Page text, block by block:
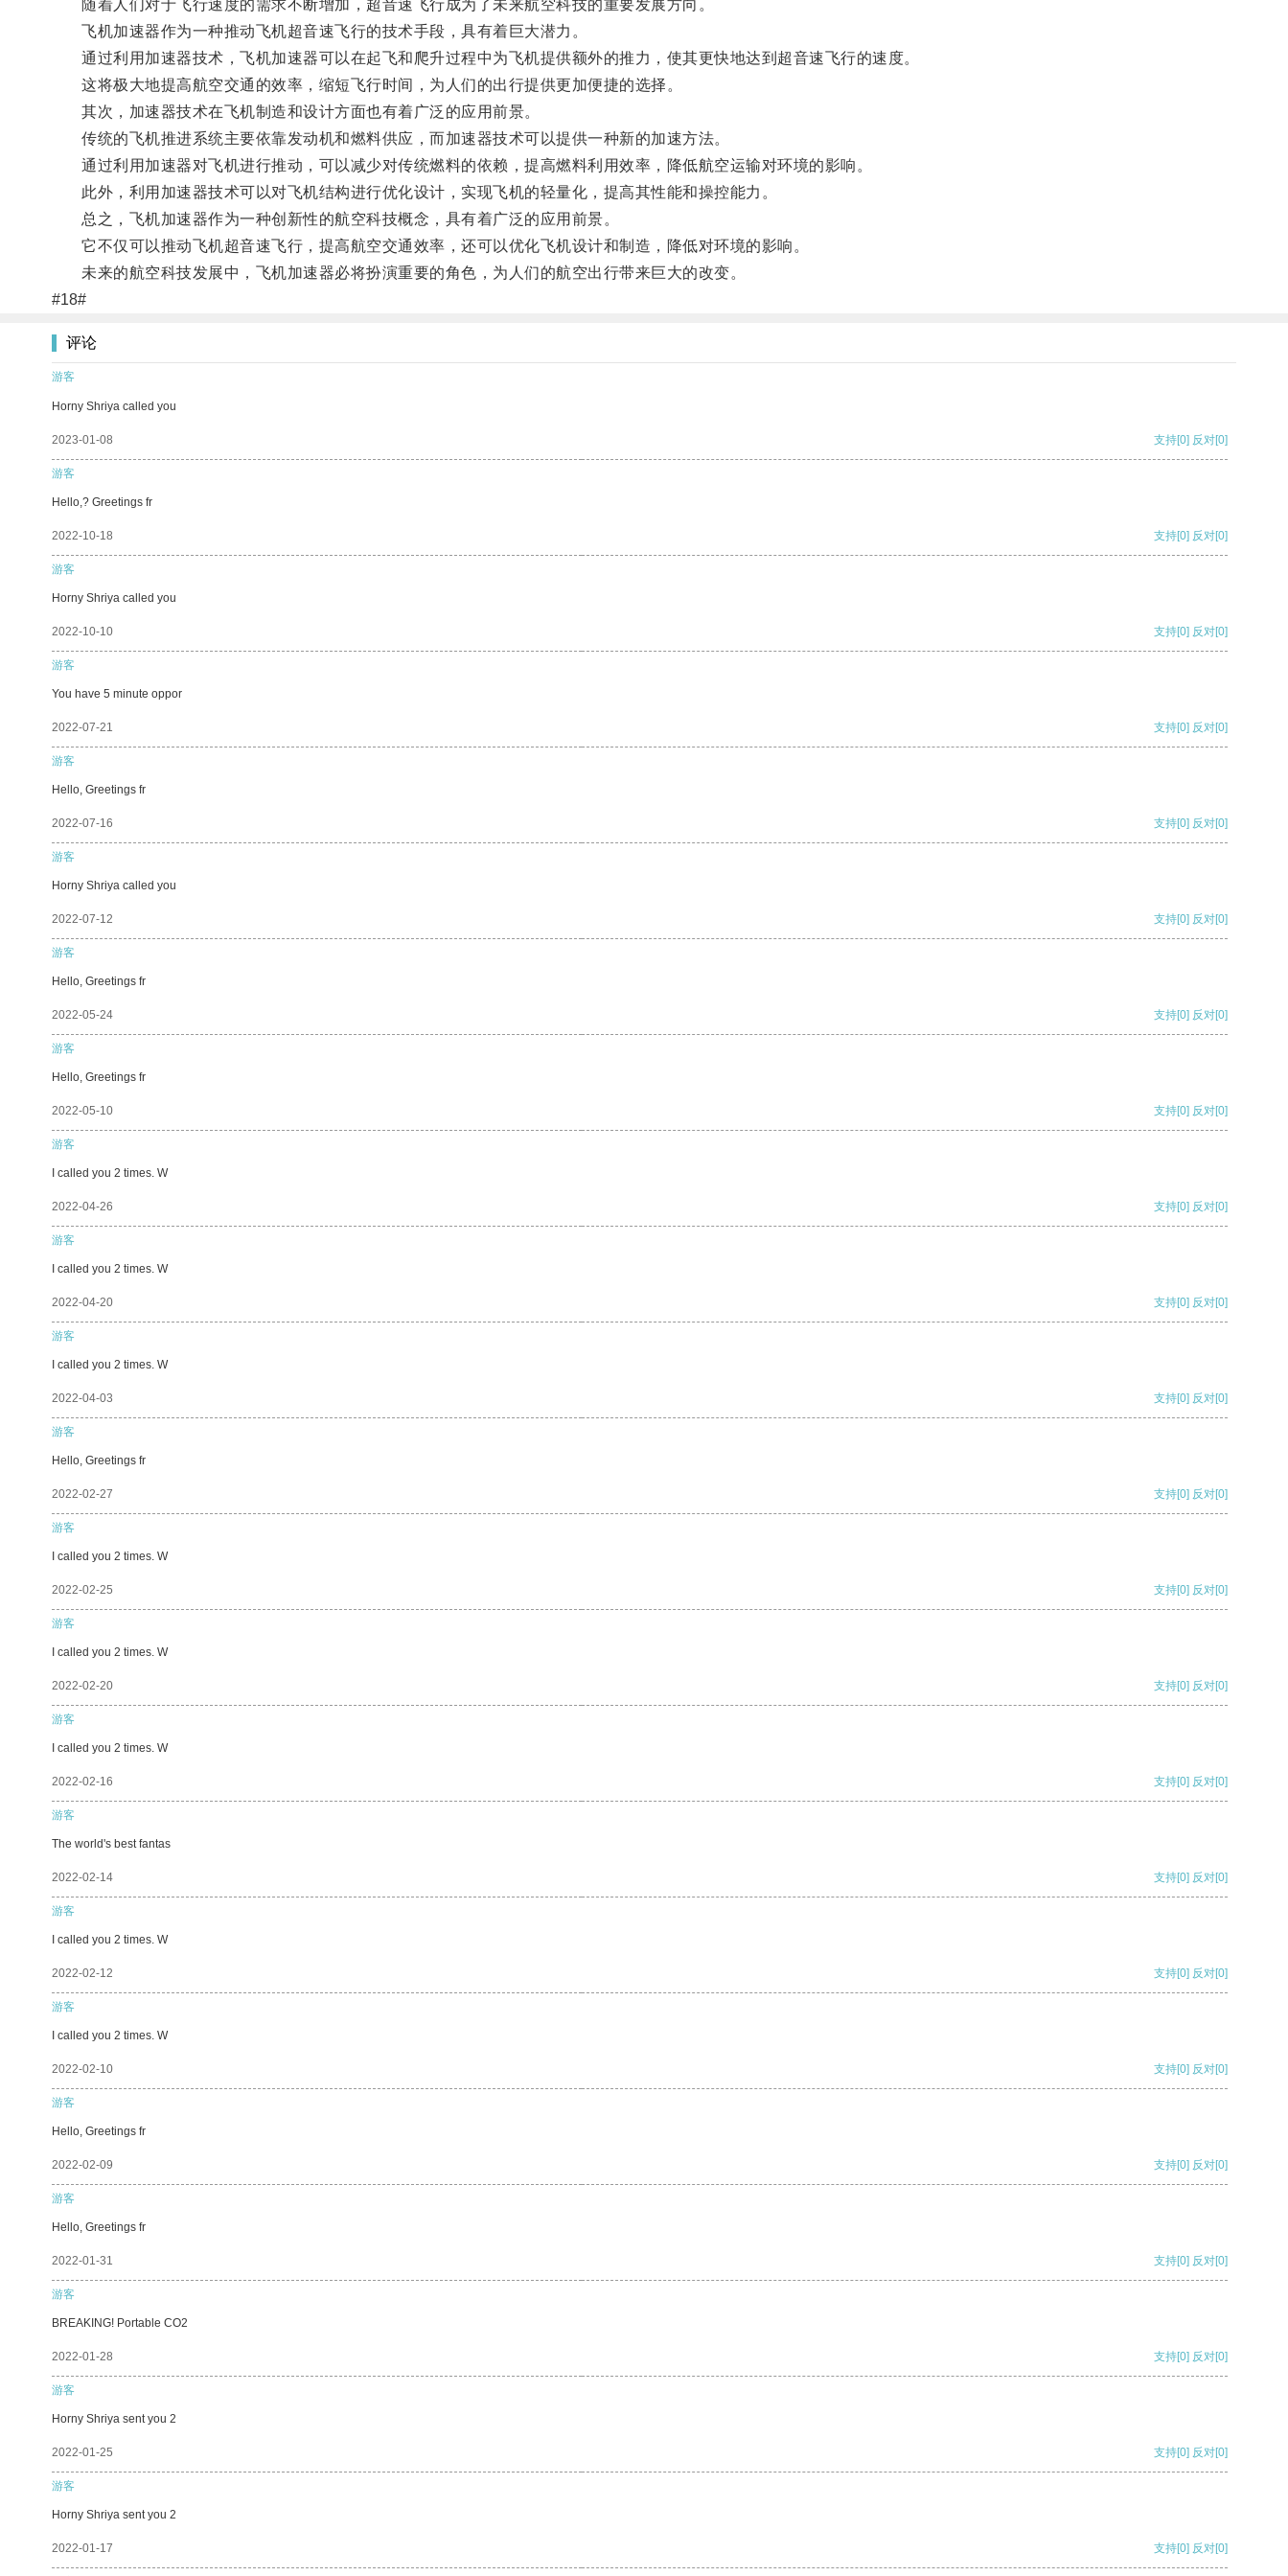
随着人们对于飞行速度的需求不断增加，超音速飞行成为了未来航空科技的重要发展方向。
飞机加速器作为一种推动飞机超音速飞行的技术手段，具有着巨大潜力。
通过利用加速器技术，飞机加速器可以在起飞和爬升过程中为飞机提供额外的推力，使其更快地达到超音速飞行的速度。
这将极大地提高航空交通的效率，缩短飞行时间，为人们的出行提供更加便捷的选择。
其次，加速器技术在飞机制造和设计方面也有着广泛的应用前景。
传统的飞机推进系统主要依靠发动机和燃料供应，而加速器技术可以提供一种新的加速方法。
通过利用加速器对飞机进行推动，可以减少对传统燃料的依赖，提高燃料利用效率，降低航空运输对环境的影响。
此外，利用加速器技术可以对飞机结构进行优化设计，实现飞机的轻量化，提高其性能和操控能力。
总之，飞机加速器作为一种创新性的航空科技概念，具有着广泛的应用前景。
它不仅可以推动飞机超音速飞行，提高航空交通效率，还可以优化飞机设计和制造，降低对环境的影响。
未来的航空科技发展中，飞机加速器必将扮演重要的角色，为人们的航空出行带来巨大的改变。
#18#
评论
游客
Horny Shriya called you
2023-01-08 支持[0] 反对[0]
游客
Hello,? Greetings fr
2022-10-18 支持[0] 反对[0]
游客
Horny Shriya called you
2022-10-10 支持[0] 反对[0]
游客
You have 5 minute oppor
2022-07-21 支持[0] 反对[0]
游客
Hello, Greetings fr
2022-07-16 支持[0] 反对[0]
游客
Horny Shriya called you
2022-07-12 支持[0] 反对[0]
游客
Hello, Greetings fr
2022-05-24 支持[0] 反对[0]
游客
Hello, Greetings fr
2022-05-10 支持[0] 反对[0]
游客
I called you 2 times. W
2022-04-26 支持[0] 反对[0]
游客
I called you 2 times. W
2022-04-20 支持[0] 反对[0]
游客
I called you 2 times. W
2022-04-03 支持[0] 反对[0]
游客
Hello, Greetings fr
2022-02-27 支持[0] 反对[0]
游客
I called you 2 times. W
2022-02-25 支持[0] 反对[0]
游客
I called you 2 times. W
2022-02-20 支持[0] 反对[0]
游客
I called you 2 times. W
2022-02-16 支持[0] 反对[0]
游客
The world's best fantas
2022-02-14 支持[0] 反对[0]
游客
I called you 2 times. W
2022-02-12 支持[0] 反对[0]
游客
I called you 2 times. W
2022-02-10 支持[0] 反对[0]
游客
Hello, Greetings fr
2022-02-09 支持[0] 反对[0]
游客
Hello, Greetings fr
2022-01-31 支持[0] 反对[0]
游客
BREAKING! Portable CO2
2022-01-28 支持[0] 反对[0]
游客
Horny Shriya sent you 2
2022-01-25 支持[0] 反对[0]
游客
Horny Shriya sent you 2
2022-01-17 支持[0] 反对[0]